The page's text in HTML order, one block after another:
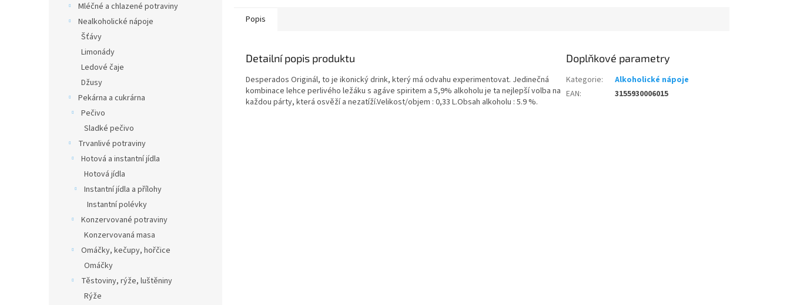
Mléčné a chlazené potraviny
Nealkoholické nápoje
Šťávy
Limonády
Ledové čaje
Džusy
Pekárna a cukrárna
Pečivo
Sladké pečivo
Trvanlivé potraviny
Hotová a instantní jídla
Hotová jídla
Instantní jídla a přílohy
Instantní polévky
Konzervované potraviny
Konzervovaná masa
Omáčky, kečupy, hořčice
Omáčky
Těstoviny, rýže, luštěniny
Rýže
Popis
Detailní popis produktu
Desperados Originál, to je ikonický drink, který má odvahu experimentovat. Jedinečná
kombinace lehce perlivého ležáku s agáve spiritem a 5,9% alkoholu je ta nejlepší volba na
každou párty, která osvěží a nezatíží.Velikost/objem : 0,33 L.Obsah alkoholu : 5.9 %.
Doplňkové parametry
Kategorie:
Alkoholické nápoje
EAN: 3155930006015